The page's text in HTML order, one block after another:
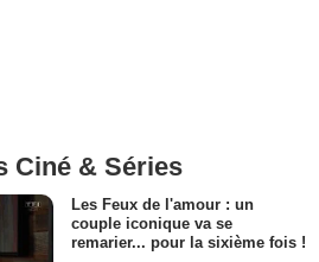
Ciné & Séries
Les Feux de l'amour : un
couple iconique va se
remarier... pour la sixième fois !